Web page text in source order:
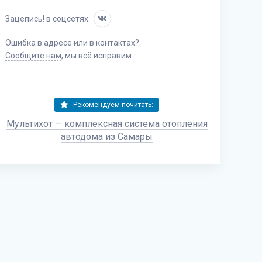
Зацепись! в соцсетях:
Ошибка в адресе или в контактах?
Сообщите нам, мы всё исправим
Рекомендуем почитать:
Мультихот — комплексная система отопления
автодома из Самары